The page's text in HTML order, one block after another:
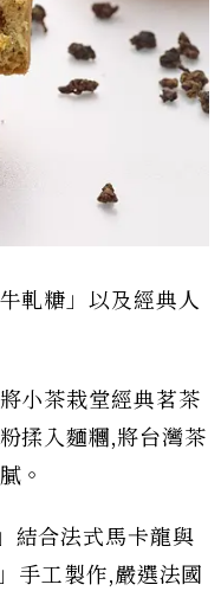
軋糖」以及經典人
小茶栽堂經典茗茶
揉入麵糰,將台灣茶
。
結合法式馬卡龍與
手工製作,嚴選法國